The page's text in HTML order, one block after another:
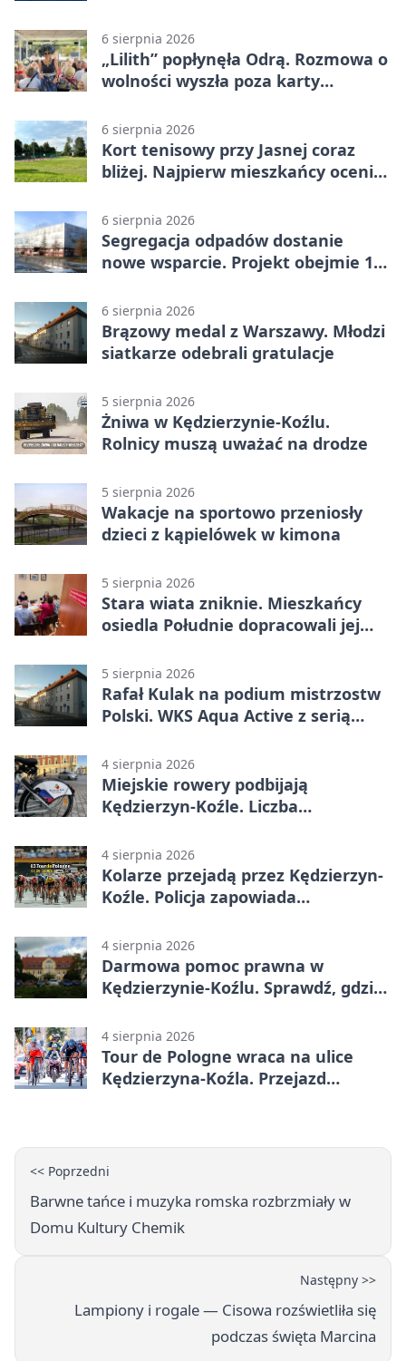
6 sierpnia 2026
„Lilith” popłynęła Odrą. Rozmowa o
wolności wyszła poza karty
6 sierpnia 2026
Kort tenisowy przy Jasnej coraz
bliżej. Najpierw mieszkańcy ocenią
6 sierpnia 2026
Segregacja odpadów dostanie
nowe wsparcie. Projekt obejmie 15
6 sierpnia 2026
Brązowy medal z Warszawy. Młodzi
siatkarze odebrali gratulacje
5 sierpnia 2026
Żniwa w Kędzierzynie-Koźlu.
Rolnicy muszą uważać na drodze
5 sierpnia 2026
Wakacje na sportowo przeniosły
dzieci z kąpielówek w kimona
5 sierpnia 2026
Stara wiata zniknie. Mieszkańcy
osiedla Południe dopracowali jej
5 sierpnia 2026
Rafał Kulak na podium mistrzostw
Polski. WKS Aqua Active z serią
4 sierpnia 2026
Miejskie rowery podbijają
Kędzierzyn-Koźle. Liczba
4 sierpnia 2026
Kolarze przejadą przez Kędzierzyn-
Koźle. Policja zapowiada
4 sierpnia 2026
Darmowa pomoc prawna w
Kędzierzynie-Koźlu. Sprawdź, gdzie
4 sierpnia 2026
Tour de Pologne wraca na ulice
Kędzierzyna-Koźla. Przejazd
<< Poprzedni
Barwne tańce i muzyka romska rozbrzmiały w
Domu Kultury Chemik
Następny >>
Lampiony i rogale — Cisowa rozświetliła się
podczas święta Marcina